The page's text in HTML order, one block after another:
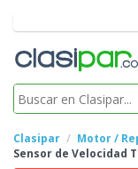
Clasipar
Motor /
Sensor de Velocidad